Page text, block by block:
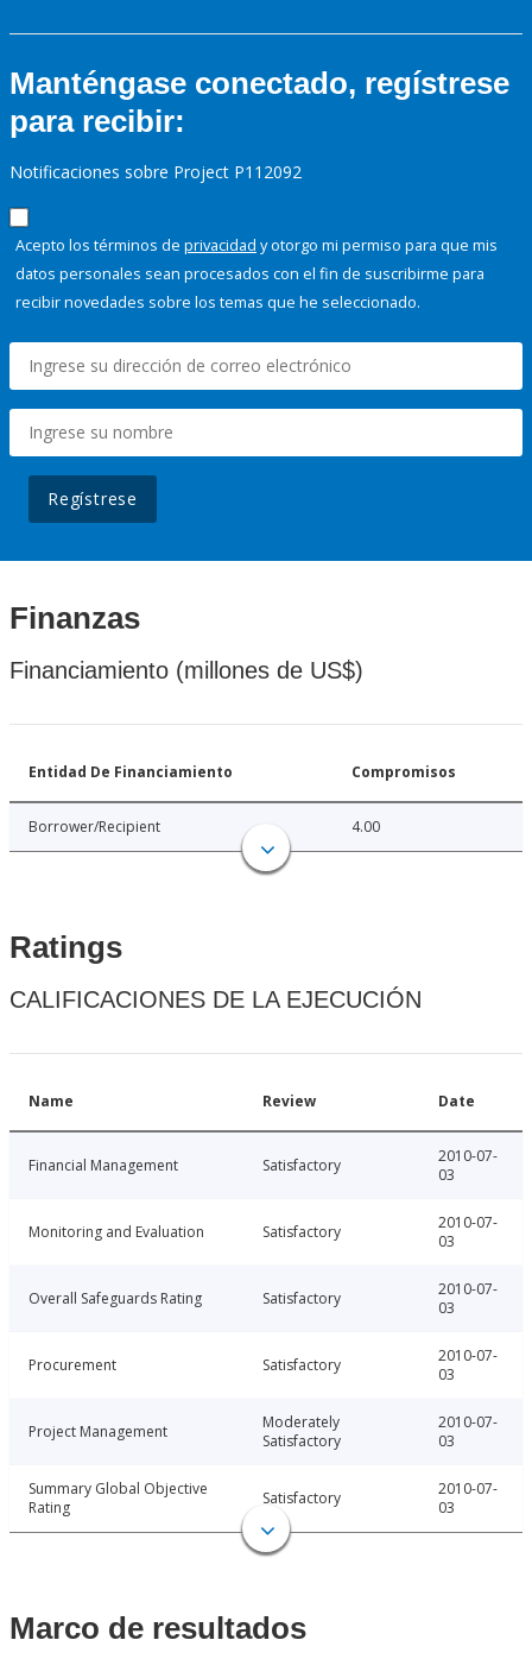
Manténgase conectado, regístrese
para recibir:
Notificaciones sobre Project P112092
Acepto los términos de privacidad y otorgo mi permiso para que mis
datos personales sean procesados con el fin de suscribirme para
recibir novedades sobre los temas que he seleccionado.
Regístrese
Finanzas
Financiamiento (millones de US$)
Entidad De Financiamiento Compromisos
Borrower/Recipient 4.00
Ratings
CALIFICACIONES DE LA EJECUCIÓN
Name Review Date
Financial Management Satisfactory
2010-07-
03
Monitoring and Evaluation Satisfactory
2010-07-
03
Overall Safeguards Rating Satisfactory
2010-07-
03
Procurement Satisfactory
2010-07-
03
Project Management
Moderately
Satisfactory
2010-07-
03
Summary Global Objective
Rating
Satisfactory
2010-07-
03
Marco de resultados